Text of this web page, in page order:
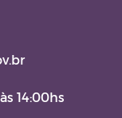
DE
14:00hs